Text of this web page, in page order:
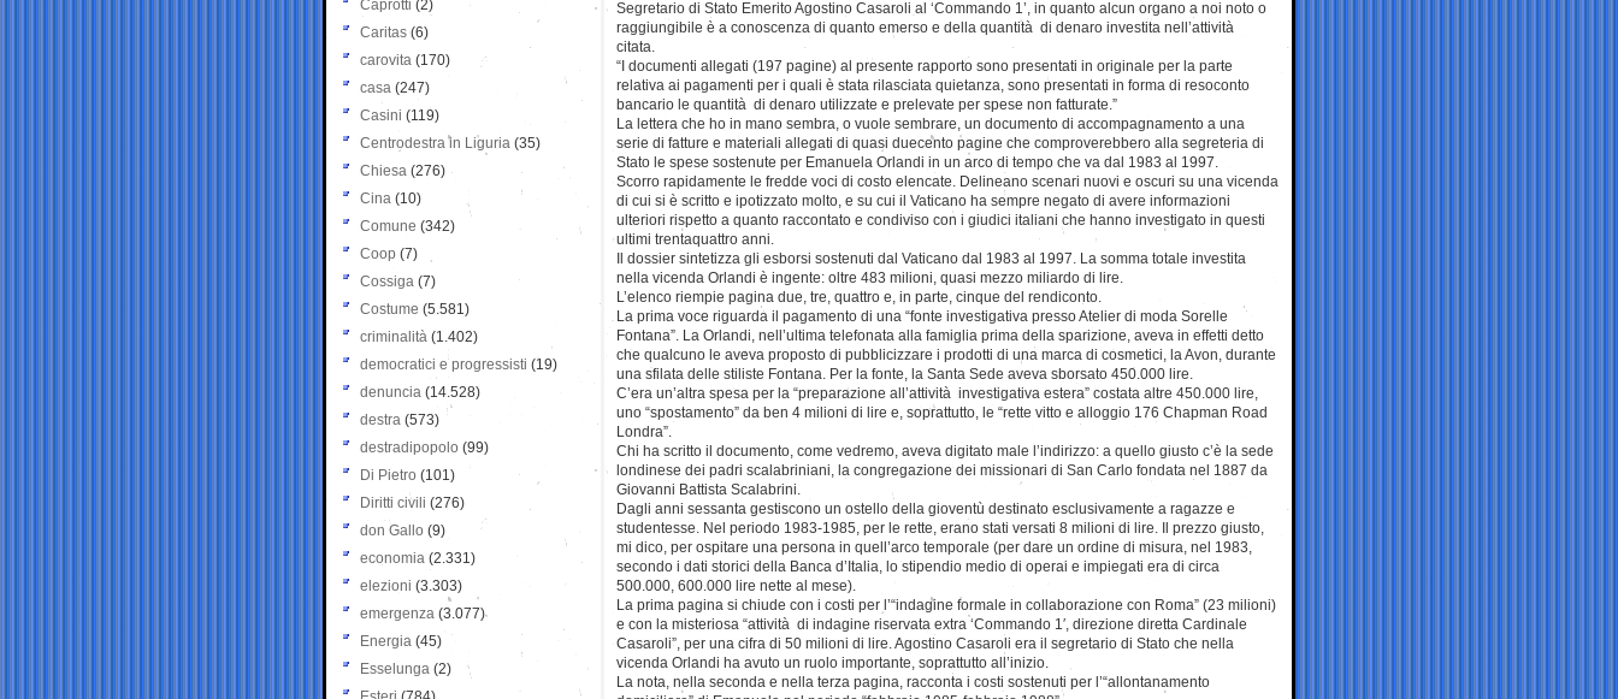
Segretario di Stato Emerito Agostino Casaroli al ‘Commando 1’, in quanto alcun organo a noi noto o
raggiungibile è a conoscenza di quanto emerso e della quantità di denaro investita nell’attività
citata.
“I documenti allegati (197 pagine) al presente rapporto sono presentati in originale per la parte
relativa ai pagamenti per i quali è stata rilasciata quietanza, sono presentati in forma di resoconto
bancario le quantità di denaro utilizzate e prelevate per spese non fatturate.”
La lettera che ho in mano sembra, o vuole sembrare, un documento di accompagnamento a una
serie di fatture e materiali allegati di quasi duecento pagine che comproverebbero alla segreteria di
Stato le spese sostenute per Emanuela Orlandi in un arco di tempo che va dal 1983 al 1997.
Scorro rapidamente le fredde voci di costo elencate. Delineano scenari nuovi e oscuri su una vicenda
di cui si è scritto e ipotizzato molto, e su cui il Vaticano ha sempre negato di avere informazioni
ulteriori rispetto a quanto raccontato e condiviso con i giudici italiani che hanno investigato in questi
ultimi trentaquattro anni.
Il dossier sintetizza gli esborsi sostenuti dal Vaticano dal 1983 al 1997. La somma totale investita
nella vicenda Orlandi è ingente: oltre 483 milioni, quasi mezzo miliardo di lire.
L’elenco riempie pagina due, tre, quattro e, in parte, cinque del rendiconto.
La prima voce riguarda il pagamento di una “fonte investigativa presso Atelier di moda Sorelle
Fontana”. La Orlandi, nell’ultima telefonata alla famiglia prima della sparizione, aveva in effetti detto
che qualcuno le aveva proposto di pubblicizzare i prodotti di una marca di cosmetici, la Avon, durante
una sfilata delle stiliste Fontana. Per la fonte, la Santa Sede aveva sborsato 450.000 lire.
C’era un’altra spesa per la “preparazione all’attività investigativa estera” costata altre 450.000 lire,
uno “spostamento” da ben 4 milioni di lire e, soprattutto, le “rette vitto e alloggio 176 Chapman Road
Londra”.
Chi ha scritto il documento, come vedremo, aveva digitato male l’indirizzo: a quello giusto c’è la sede
londinese dei padri scalabriniani, la congregazione dei missionari di San Carlo fondata nel 1887 da
Giovanni Battista Scalabrini.
Dagli anni sessanta gestiscono un ostello della gioventù destinato esclusivamente a ragazze e
studentesse. Nel periodo 1983-1985, per le rette, erano stati versati 8 milioni di lire. Il prezzo giusto,
mi dico, per ospitare una persona in quell’arco temporale (per dare un ordine di misura, nel 1983,
secondo i dati storici della Banca d’Italia, lo stipendio medio di operai e impiegati era di circa
500.000, 600.000 lire nette al mese).
La prima pagina si chiude con i costi per l’“indagine formale in collaborazione con Roma” (23 milioni)
e con la misteriosa “attività di indagine riservata extra ‘Commando 1′, direzione diretta Cardinale
Casaroli”, per una cifra di 50 milioni di lire. Agostino Casaroli era il segretario di Stato che nella
vicenda Orlandi ha avuto un ruolo importante, soprattutto all’inizio.
La nota, nella seconda e nella terza pagina, racconta i costi sostenuti per l’“allontanamento
Caprotti (2)
Caritas (6)
carovita (170)
casa (247)
Casini (119)
Centrodestra in Liguria (35)
Chiesa (276)
Cina (10)
Comune (342)
Coop (7)
Cossiga (7)
Costume (5.581)
criminalità (1.402)
democratici e progressisti (19)
denuncia (14.528)
destra (573)
destradipopolo (99)
Di Pietro (101)
Diritti civili (276)
don Gallo (9)
economia (2.331)
elezioni (3.303)
emergenza (3.077)
Energia (45)
Esselunga (2)